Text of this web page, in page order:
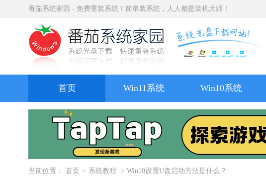
番茄系统家园 - 免费重装系统！简单装系统，人人都是装机大师！
首页 Win11系统 Win10系统
当前位置： 首页 > 系统教程 > Win10设置U盘启动方法是什么？